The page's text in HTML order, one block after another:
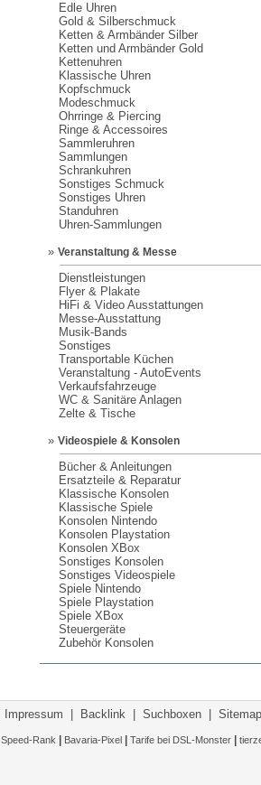
Edle Uhren
Gold & Silberschmuck
Ketten & Armbänder Silber
Ketten und Armbänder Gold
Kettenuhren
Klassische Uhren
Kopfschmuck
Modeschmuck
Ohrringe & Piercing
Ringe & Accessoires
Sammleruhren
Sammlungen
Schrankuhren
Sonstiges Schmuck
Sonstiges Uhren
Standuhren
Uhren-Sammlungen
» Veranstaltung & Messe
Dienstleistungen
Flyer & Plakate
HiFi & Video Ausstattungen
Messe-Ausstattung
Musik-Bands
Sonstiges
Transportable Küchen
Veranstaltung - AutoEvents
Verkaufsfahrzeuge
WC & Sanitäre Anlagen
Zelte & Tische
» Videospiele & Konsolen
Bücher & Anleitungen
Ersatzteile & Reparatur
Klassische Konsolen
Klassische Spiele
Konsolen Nintendo
Konsolen Playstation
Konsolen XBox
Sonstiges Konsolen
Sonstiges Videospiele
Spiele Nintendo
Spiele Playstation
Spiele XBox
Steuergeräte
Zubehör Konsolen
Impressum Backlink Suchboxen Sitemap
Speed-Rank Bavaria-Pixel Tarife bei DSL-Monster